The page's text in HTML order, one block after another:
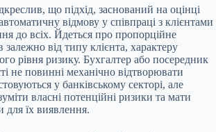
що підхід, заснований на оцінці
відмову у співпраці з клієнтами
до всіх. Йдеться про пропорційне
залежно від типу клієнта, характеру
рівня ризику. Бухгалтер або посередник
не повинні механічно відтворювати
у банківському секторі, але
власні потенційні ризики та мати
для їх виявлення.